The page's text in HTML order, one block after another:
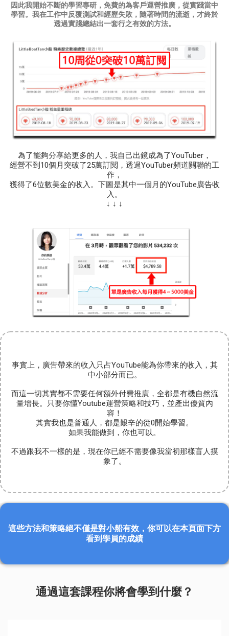
因此我開始不斷的學習專研，免費的為客戶運營推廣，從實踐當中
學習。 我在工作中反覆測試和經歷失敗， 隨著時間的流逝，才終於
透過實踐總結出一套行之有效的方法。
為了能夠分享給更多的人，我自己出鏡成為了YouTuber，
經營不到10個月突破了25萬訂閱， 透過YouTuber頻道關聯的工
作，
獲得了6位數美金的收入。 下圖是其中一個月的YouTube廣告收
入。
↓ ↓ ↓
事實上，廣告帶來的收入只占YouTube能為你帶來的收入，其
中小部分而已。
而這一切其實都不需要任何額外付費推廣，全都是有機自然流
量增長。
只要你懂Youtube運營策略和技巧，並產出優質內
容！
其實我也是普通人，都是艱辛的從0開始學習。
如果我能做到，你也可以。
不過跟我不一樣的是，現在你已經不需要像我當初那樣盲人摸
象了。
這些方法和策略絕不僅是對小船有效， 你可以在本頁面下方
看到學員的成績
通過這套課程你將會學到什麼？